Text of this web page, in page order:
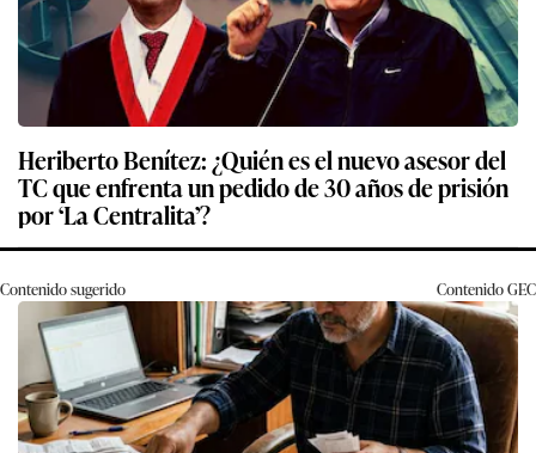
Heriberto Benítez: ¿Quién es el nuevo asesor del
TC que enfrenta un pedido de 30 años de prisión
por ‘La Centralita’?
Contenido sugerido ContenidoGEC